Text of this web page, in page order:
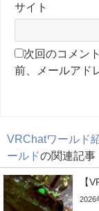
サイト
次回のコメン
前、メールアド
VRChatワールド
ールドの関連記事
【
2026